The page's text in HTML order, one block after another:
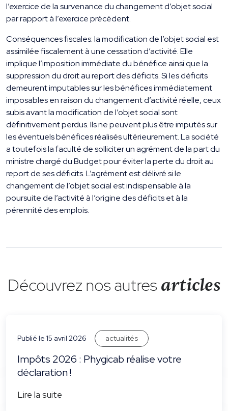
l’exercice de la survenance du changement d’objet social
par rapport à l’exercice précédent.
Conséquences fiscales: la modification de l’objet social est
assimilée fiscalement à une cessation d’activité. Elle
implique l’imposition immédiate du bénéfice ainsi que la
suppression du droit au report des déficits. Si les déficits
demeurent imputables sur les bénéfices immédiatement
imposables en raison du changement d’activité réelle, ceux
subis avant la modification de l’objet social sont
définitivement perdus. Ils ne peuvent plus être imputés sur
les éventuels bénéfices réalisés ultérieurement. La société
a toutefois la faculté de solliciter un agrément de la part du
ministre chargé du Budget pour éviter la perte du droit au
report de ses déficits. L’agrément est délivré si le
changement de l’objet social est indispensable à la
poursuite de l’activité à l’origine des déficits et à la
pérennité des emplois.
Découvrez nos autres articles
Publié le 15 avril 2026 actualités
Impôts 2026 : Phygicab réalise votre
déclaration !
Lire la suite